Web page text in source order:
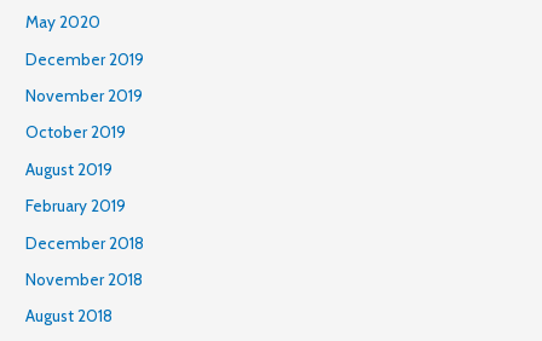
May 2020
December 2019
November 2019
October 2019
August 2019
February 2019
December 2018
November 2018
August 2018